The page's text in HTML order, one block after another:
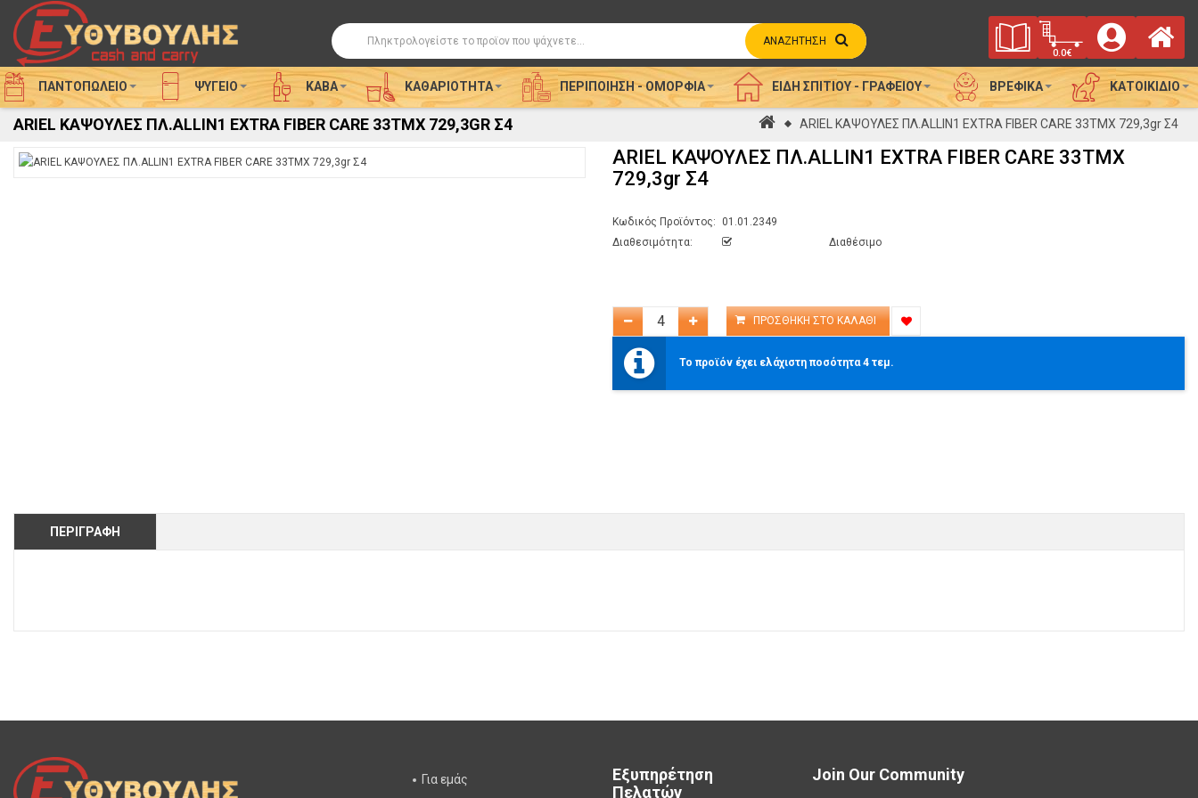
Αναζήτηση ΑΝΑΖΉΤΗΣΗ
Φυλλάδιο
Προσφορών
Καλάθι
Αγορών
προϊόν(τα)
0.0€
ΠΑΝΤΟΠΩΛΕΙΟ ΨΥΓΕΊΟ ΚΑΒΑ ΚΑΘΑΡΙΌΤΗΤΑ ΠΕΡΙΠΟΊΗΣΗ - ΟΜΟΡΦΙΆ ΕΊΔΗ ΣΠΙΤΙΟΎ - ΓΡΑΦΕΊΟΥ ΒΡΕΦΙΚΆ ΚΑΤΟΙΚΊΔΙΟ
ARIEL ΚΑΨΟΥΛΕΣ ΠΛ.ALLIN1 EXTRA FIBER CARE 33ΤΜΧ 729,3GR Σ4 ΑρχικήARIEL ΚΑΨΟΥΛΕΣ ΠΛ.ALLIN1 EXTRA FIBER CARE 33ΤΜΧ 729,3gr Σ4
ARIEL ΚΑΨΟΥΛΕΣ ΠΛ.ALLIN1 EXTRA FIBER CARE 33ΤΜΧ
729,3gr Σ4
Κωδικός Προϊόντος:
01.01.2349
Διαθεσιμότητα:
Διαθέσιμο
Το προϊόν έχει ελάχιστη ποσότητα 4 τεμ.
ΠΕΡΙΓΡΑΦΉ
Για εμάς
Εξυπηρέτηση
Πελατών
Join Our Community